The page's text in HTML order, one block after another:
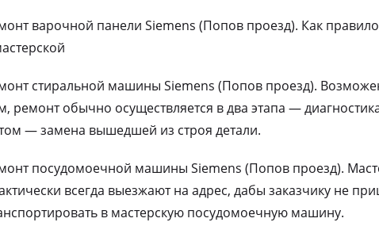
варочной панели Siemens (Попов проезд). Как
стиральной машины Siemens (Попов проезд).
ремонт обычно осуществляется в два этапа —
— замена вышедшей из строя детали.
посудомоечной машины Siemens (Попов проезд).
всегда выезжают на адрес, дабы заказчику не
в мастерскую посудомоечную машину.